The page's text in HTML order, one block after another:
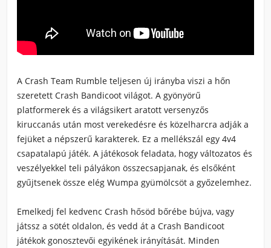
A Crash Team Rumble teljesen új irányba viszi a hőn
szeretett Crash Bandicoot világot. A gyönyörű
platformerek és a világsikert aratott versenyzős
kiruccanás után most verekedésre és közelharcra adják a
fejüket a népszerű karakterek. Ez a mellékszál egy 4v4
csapatalapú játék. A játékosok feladata, hogy változatos és
veszélyekkel teli pályákon összecsapjanak, és elsőként
gyűjtsenek össze elég Wumpa gyümölcsöt a győzelemhez.
Emelkedj fel kedvenc Crash hősöd bőrébe bújva, vagy
játssz a sötét oldalon, és vedd át a Crash Bandicoot
játékok gonosztevői egyikének irányítását. Minden